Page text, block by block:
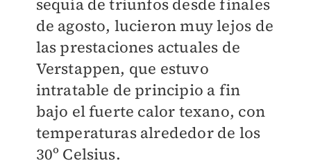
de agosto, lucieron muy lejos de
las prestaciones actuales de
Verstappen, que estuvo
intratable de principio a fin
bajo el fuerte calor texano, con
temperaturas alrededor de los
30º Celsius.